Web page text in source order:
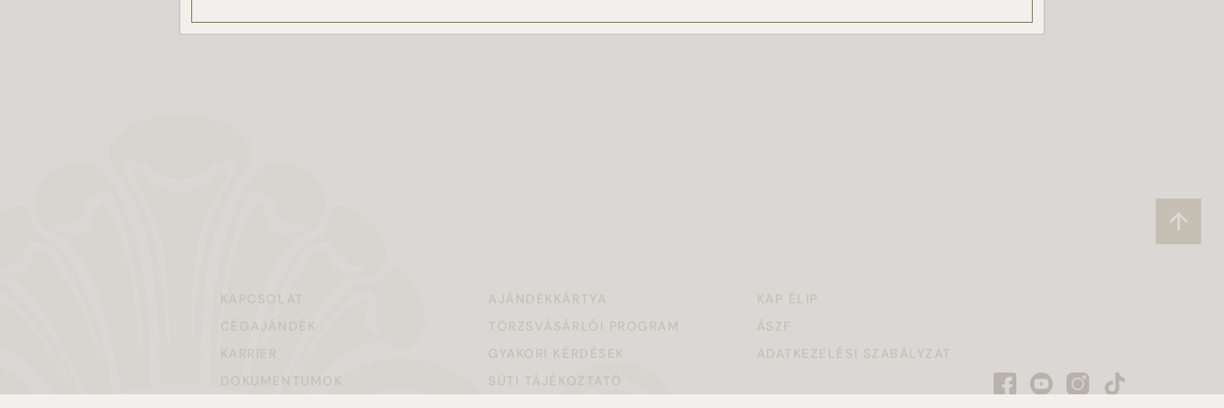
KAPCSOLAT AJÁNDÉKKÁRTYA
KAP ÉLIP
CÉGAJÁNDÉK
TÖRZSVÁSÁRLÓI PROGRAM
ÁSZF
KARRIER
GYAKORI KÉRDÉSEK
ADATKEZELÉSI SZABÁLYZAT
DOKUMENTUMOK
SÜTI TÁJÉKOZTATÓ